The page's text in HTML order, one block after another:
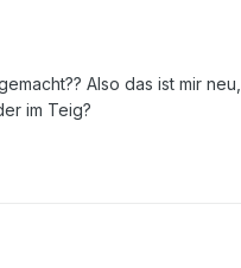
Also das ist mir
im Teig?